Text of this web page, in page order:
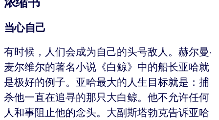
当心自己
有时候，人们会成为自己的头号敌人。赫尔曼·
麦尔维尔的著名小说《白鲸》中的船长亚哈就
是极好的例子。亚哈最大的人生目标就是：捕
杀他一直在追寻的那只大白鲸。他不允许任何
人和事阻止他的念头。大副斯塔勃克告诉亚哈